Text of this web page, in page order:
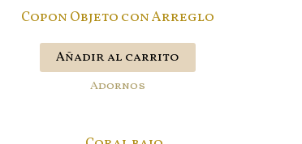
Copon Objeto con Arreglo
Añadir al carrito
Adornos